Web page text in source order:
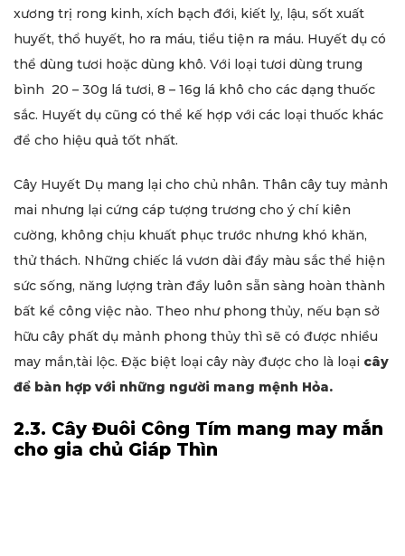
xương trị rong kinh, xích bạch đới, kiết lỵ, lậu, sốt xuất
huyết, thổ huyết, ho ra máu, tiểu tiện ra máu. Huyết dụ có
thể dùng tươi hoặc dùng khô. Với loại tươi dùng trung
bình 20 – 30g lá tươi, 8 – 16g lá khô cho các dạng thuốc
sắc. Huyết dụ cũng có thể kế hợp với các loại thuốc khác
để cho hiệu quả tốt nhất.
Cây Huyết Dụ mang lại cho chủ nhân. Thân cây tuy mảnh
mai nhưng lại cứng cáp tượng trương cho ý chí kiên
cường, không chịu khuất phục trước nhưng khó khăn,
thử thách. Những chiếc lá vươn dài đầy màu sắc thể hiện
sức sống, năng lượng tràn đầy luôn sẵn sàng hoàn thành
bất kể công việc nào. Theo như phong thủy, nếu bạn sở
hữu cây phất dụ mảnh phong thủy thì sẽ có được nhiều
may mắn,tài lộc. Đặc biệt loại cây này được cho là loại cây
để bàn hợp với những người mang mệnh Hỏa.
2.3. Cây Đuôi Công Tím mang may mắn
cho gia chủ Giáp Thìn